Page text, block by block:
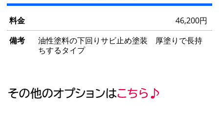
46,200円
油性塗料の下回りサビ止め塗装 厚塗りで長持
ちするタイプ